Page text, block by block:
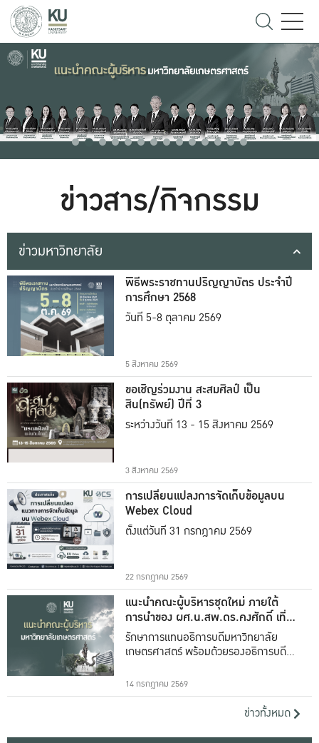
ข่าวสาร/กิจกรรม
ข่าวมหาวิทยาลัย
พิธีพระราชทานปริญญาบัตร ประจำปี
การศึกษา 2568
วันที่ 5-8 ตุลาคม 2569
5 สิงหาคม 2569
ขอเชิญร่วมงาน สะสมศิลป์ เป็น
สิน(ทรัพย์) ปีที่ 3
ระหว่างวันที่ 13 - 15 สิงหาคม 2569
3 สิงหาคม 2569
การเปลี่ยนแปลงการจัดเก็บข้อมูลบน
Webex Cloud
ตั้งแต่วันที่ 31 กรกฎาคม 2569
22 กรกฎาคม 2569
แนะนำคณะผู้บริหารชุดใหม่ ภายใต้
การนำของ ผศ.น.สพ.ดร.คงศักดิ์ เที่ยง
ธรรม
รักษาการแทนอธิการบดีมหาวิทยาลัย
เกษตรศาสตร์ พร้อมด้วยรองอธิการบดีทั้ง
14 กรกฎาคม 2569
ข่าวทั้งหมด